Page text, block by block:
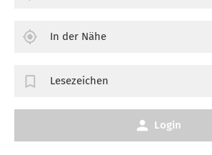
In der Nähe
Lesezeichen
Login